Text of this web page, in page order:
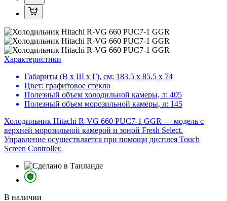
Характеристики
Габариты (В х Ш х Г), см: 183.5 х 85.5 х 74
Цвет: графитовое стекло
Полезный объем холодильной камеры, л: 405
Полезный объем морозильной камеры, л: 145
Холодильник Hitachi R-VG 660 PUC7-1 GGR — модель с
верхней морозильной камерой и зоной Fresh Select.
Управление осуществляется при помощи дисплея Touch
Screen Controller.
В наличии